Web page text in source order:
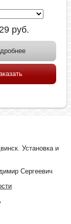
руб.
Установка и
Сергеевич